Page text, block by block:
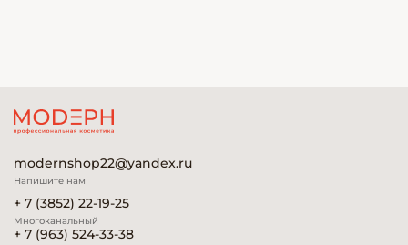
modernshop22@yandex.ru
Напишите нам
+ 7 (3852) 22-19-25
Многоканальный
+ 7 (963) 524-33-38